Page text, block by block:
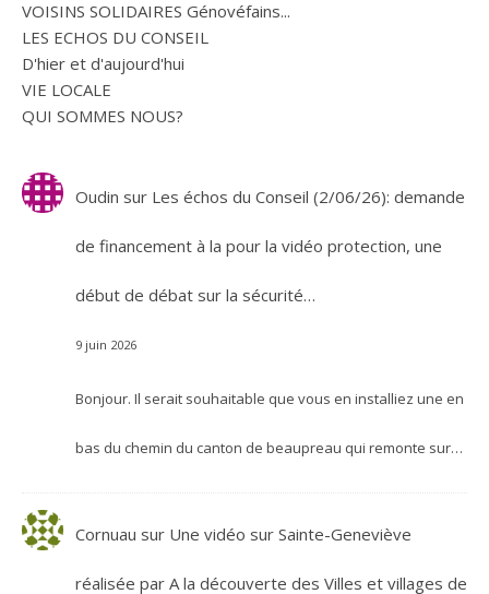
VOISINS SOLIDAIRES Génovéfains...
LES ECHOS DU CONSEIL
D'hier et d'aujourd'hui
VIE LOCALE
QUI SOMMES NOUS?
Oudin sur Les échos du Conseil (2/06/26): demande
de financement à la pour la vidéo protection, une
début de débat sur la sécurité…
9 juin 2026
Bonjour. Il serait souhaitable que vous en installiez une en
bas du chemin du canton de beaupreau qui remonte sur…
Cornuau sur Une vidéo sur Sainte-Geneviève
réalisée par A la découverte des Villes et villages de